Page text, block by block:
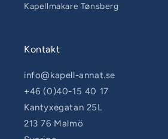
Kapellmakare Tønsberg
Kontakt
info@kapell-annat.se
+46 (0)40-15 40 17
Kantyxegatan 25L
213 76 Malmö